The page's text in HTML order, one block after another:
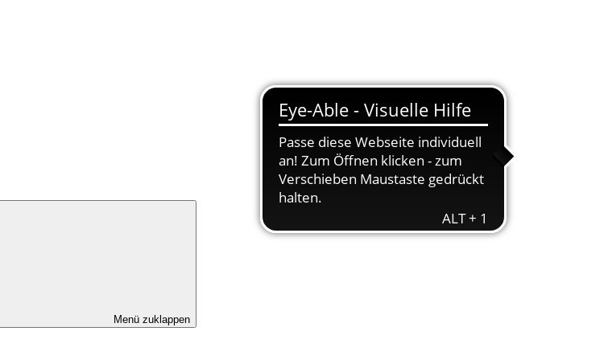
Menü zuklappen